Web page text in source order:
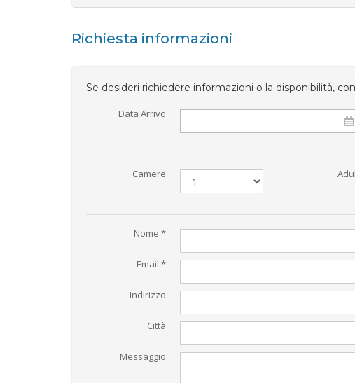
Richiesta informazioni
Se desideri richiedere informazioni o la disponibilità,
Data Arrivo
Camere
Nome *
Email *
Indirizzo
Città
Messaggio